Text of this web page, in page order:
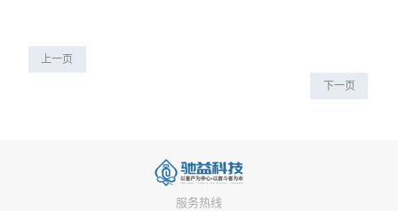
上一页
下一页
服务热线